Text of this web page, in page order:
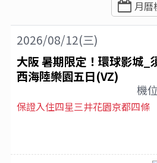
月曆
2026/08/12(三)
大阪 暑期限定！環球影城_
西海陸樂園五日(VZ)
機位
保證入住四星三井花園京都四條